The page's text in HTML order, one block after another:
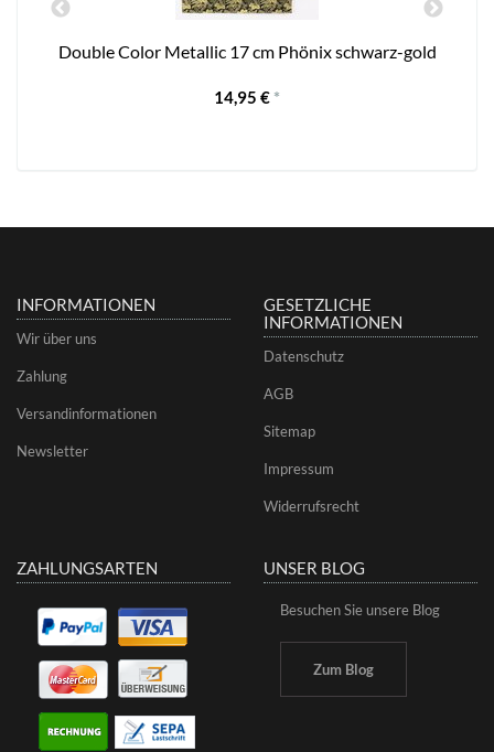
Double Color Metallic 17 cm Phönix schwarz-gold
14,95 € *
INFORMATIONEN
Wir über uns
Zahlung
Versandinformationen
Newsletter
GESETZLICHE
INFORMATIONEN
Datenschutz
AGB
Sitemap
Impressum
Widerrufsrecht
ZAHLUNGSARTEN UNSER BLOG
Besuchen Sie unsere Blog
Zum Blog